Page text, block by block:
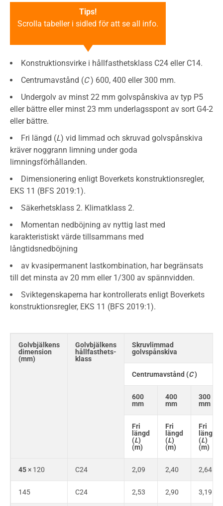
Tips!
Scrolla tabeller i sidled för att se all info.
Konstruktionsvirke i hållfasthetsklass C24 eller C14.
Centrumavstånd (C) 600, 400 eller 300 mm.
Undergolv av minst 22 mm golvspånskiva av typ P5
eller bättre eller minst 23 mm underlagsspont av sort G4-2
eller bättre.
Fri längd (L) vid limmad och skruvad golvspånskiva
kräver noggrann limning under goda
limningsförhållanden.
Dimensionering enligt Boverkets konstruktionsregler,
EKS 11 (BFS 2019:1).
Säkerhetsklass 2. Klimatklass 2.
Momentan nedböjning av nyttig last med
karakteristiskt värde tillsammans med
långtidsnedböjning
av kvasipermanent lastkombination, har begränsats
till det minsta av 20 mm eller 1/300 av spännvidden.
Sviktegenskaperna har kontrollerats enligt Boverkets
konstruktionsregler, EKS 11 (BFS 2019:1).
Golvbjälkens
dimension
(mm)
Golvbjälkens
hållfasthets-
klass
Skruvlimmad
golvspånskiva
Centrumavstånd (C)
600
mm
400
mm
300
mm
Fri
längd
(L)
(m)
Fri
längd
(L)
(m)
Fri
längd
(L)
(m)
45 × 120 C24 2,09 2,40 2,64
145 C24 2,53 2,90 3,19